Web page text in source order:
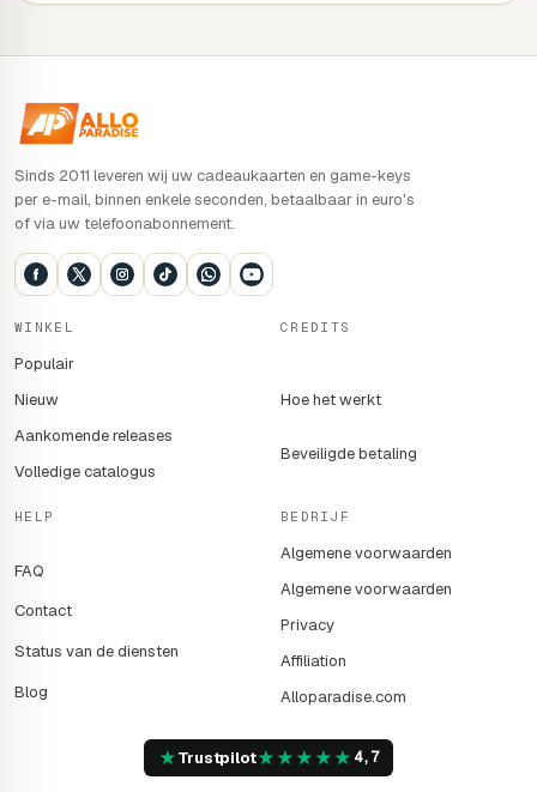
Sinds 2011 leveren wij uw cadeaukaarten en game-keys
per e-mail, binnen enkele seconden, betaalbaar in euro's
of via uw telefoonabonnement.
WINKEL
Populair
Nieuw
Aankomende releases
Volledige catalogus
CREDITS
Hoe het werkt
Beveiligde betaling
HELP
FAQ
Contact
Status van de diensten
Blog
BEDRIJF
Algemene voorwaarden
Algemene voorwaarden
Privacy
Affiliation
Alloparadise.com
★Trustpilot★★★★★ 4,7